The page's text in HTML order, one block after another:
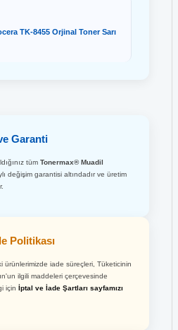
TK-8455 Orjinal Toner Sarı
Garanti
tüm Tonermax® Muadil
değişim garantisi altındadır ve üretim
Politikası
ürünlerimizde iade süreçleri, Tüketicinin
ilgili maddeleri çerçevesinde
için İptal ve İade Şartları sayfamızı